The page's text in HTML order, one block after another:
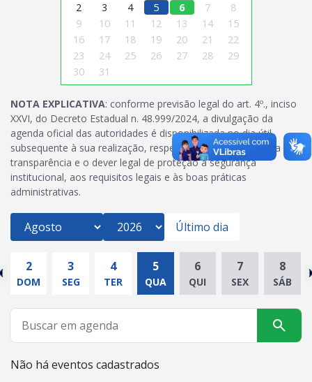
2
3 4 5 6 7
8
9
10 11 12 13 14
15
16
17 18 19 20 21
22
23
24 25 26 27 28
29
30
31
NOTA EXPLICATIVA: conforme previsão legal do art. 4º., inciso
XXVI, do Decreto Estadual n. 48.999/2024, a divulgação da
agenda oficial das autoridades é disponibilizada no dia útil
subsequente à sua realização, respeitando-se o princípio da
transparência e o dever legal de proteção à segurança
institucional, aos requisitos legais e às boas práticas
administrativas.
Último dia
2
DOM
3
SEG
4
TER
5
QUA
6
QUI
7
SEX
8
SÁB
Não há eventos cadastrados